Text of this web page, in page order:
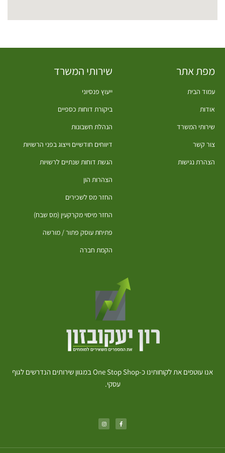
מפת אתר
עמוד הבית
אודות
שירותי המשרד
צור קשר
הצהרת נגישות
שירותי המשרד
ייעוץ פנסיוני
ביקורת דוחות כספיים​
הנהלת חשבונות
דיווחים חודשיים וייצוג בפני הרשויות
הגשת דוחות שנתיים לרשויות
הצהרות הון
החזר מס לשכירים
החזר מיסוי מקרקעין (מס שבח)
פתיחת עוסק פתור / מורשה
הקמת חברה
אנו עוטפים את לקוחותינו כ-One Stop Shop במגוון שירותים הנדרשים לגוף
עסקי.